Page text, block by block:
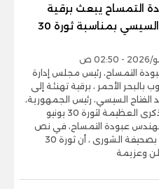
التمساح يبعث برقية
تهنئة للرئيس السيسي بمناسبة ثورة 30
التمساح، رئيس مجلس إدارة
بالبحر الأحمر ، برقية تهنئة إلى
الفتاح السيسي، رئيس الجمهورية،
بمناسبة حلول الذكرى العظيمة لثورة 30 يونيو
عبودة التمساح، في نص
التهنئة المنشورة بصحيفة الشورى ، أن ثورة 30
وعزيمة